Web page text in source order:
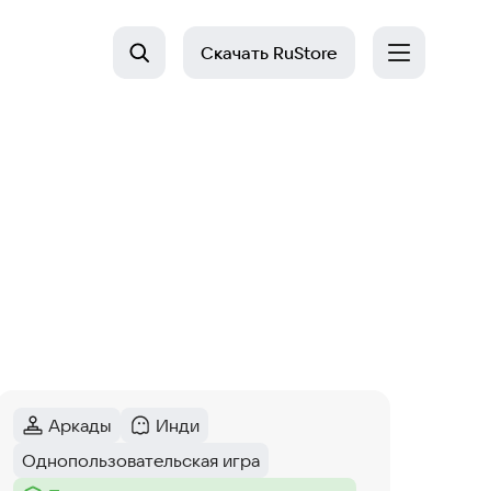
Скачать RuStore
Категория:
Аркады
Категория
Инди
Тег:
Однопользовательская игра